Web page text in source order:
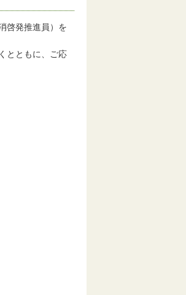
啓発推進員）を
とともに、ご応